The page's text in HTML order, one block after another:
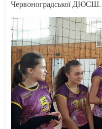
Червоноградської ДЮСШ.